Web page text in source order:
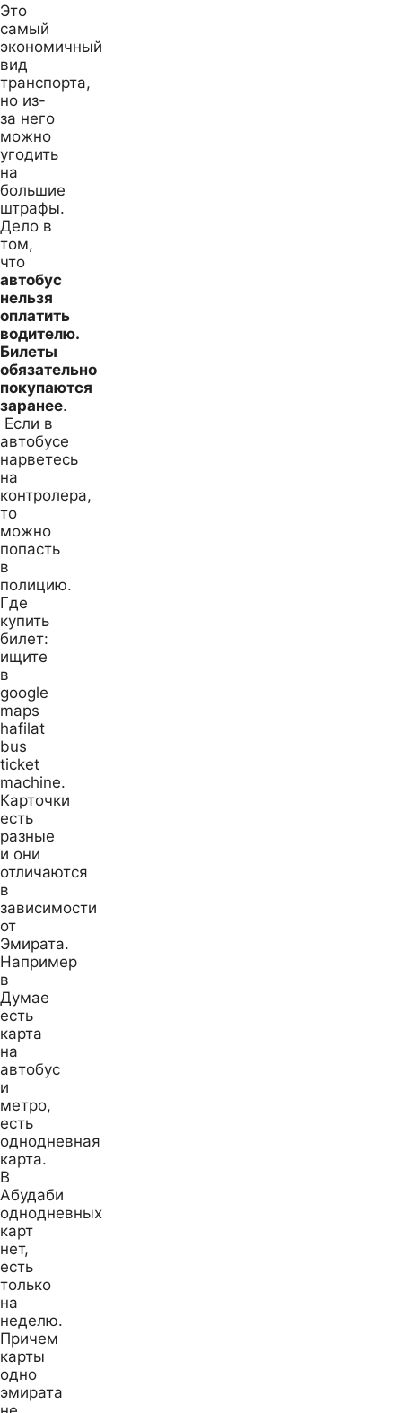
Это
самый
экономичный
вид
транспорта,
но из-
за него
можно
угодить
на
большие
штрафы.
Дело в
том,
что
автобус
нельзя
оплатить
водителю.
Билеты
обязательно
покупаются
заранее.
Если в
автобусе
нарветесь
на
контролера,
то
можно
попасть
в
полицию.
Где
купить
билет:
ищите
в
google
maps
hafilat
bus
ticket
machine.
Карточки
есть
разные
и они
отличаются
в
зависимости
от
Эмирата.
Например
в
Думае
есть
карта
на
автобус
и
метро,
есть
однодневная
карта.
В
Абудаби
однодневных
карт
нет,
есть
только
на
неделю.
Причем
карты
одно
эмирата